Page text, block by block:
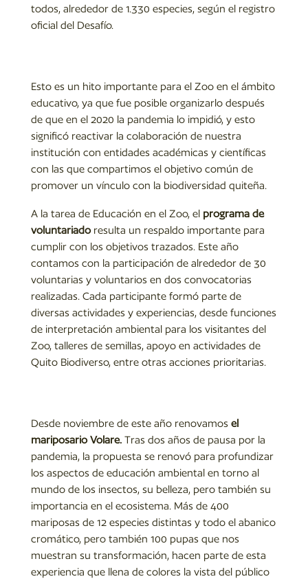
todos, alrededor de 1.330 especies, según el registro
oficial del Desafío.
Esto es un hito importante para el Zoo en el ámbito
educativo, ya que fue posible organizarlo después
de que en el 2020 la pandemia lo impidió, y esto
significó reactivar la colaboración de nuestra
institución con entidades académicas y científicas
con las que compartimos el objetivo común de
promover un vínculo con la biodiversidad quiteña.
A la tarea de Educación en el Zoo, el programa de
voluntariadoresulta un respaldo importante para
cumplir con los objetivos trazados. Este año
contamos con la participación de alrededor de 30
voluntarias y voluntarios en dos convocatorias
realizadas. Cada participante formó parte de
diversas actividades y experiencias, desde funciones
de interpretación ambiental para los visitantes del
Zoo, talleres de semillas, apoyo en actividades de
Quito Biodiverso, entre otras acciones prioritarias.
Desde noviembre de este año renovamos el
mariposario Volare.Tras dos años de pausa por la
pandemia, la propuesta se renovó para profundizar
los aspectos de educación ambiental en torno al
mundo de los insectos, su belleza, pero también su
importancia en el ecosistema. Más de 400
mariposas de 12 especies distintas y todo el abanico
cromático, pero también 100 pupas que nos
muestran su transformación, hacen parte de esta
experiencia que llena de colores la vista del público